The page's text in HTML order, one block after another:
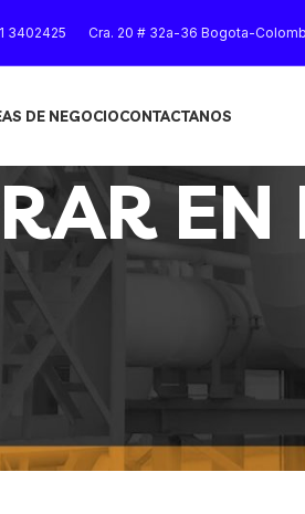
3402425 Cra. 20 # 32a-36 Bogota-
DE NEGOCIOCONTACTANOS